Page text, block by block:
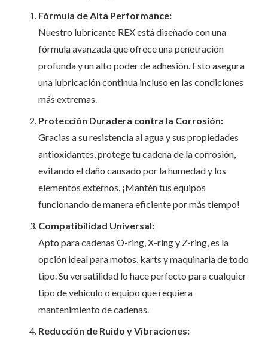
Fórmula de Alta Performance:
Nuestro lubricante REX está diseñado con una
fórmula avanzada que ofrece una penetración
profunda y un alto poder de adhesión. Esto asegura
una lubricación continua incluso en las condiciones
más extremas.
Protección Duradera contra la Corrosión:
Gracias a su resistencia al agua y sus propiedades
antioxidantes, protege tu cadena de la corrosión,
evitando el daño causado por la humedad y los
elementos externos. ¡Mantén tus equipos
funcionando de manera eficiente por más tiempo!
Compatibilidad Universal:
Apto para cadenas O-ring, X-ring y Z-ring, es la
opción ideal para motos, karts y maquinaria de todo
tipo. Su versatilidad lo hace perfecto para cualquier
tipo de vehículo o equipo que requiera
mantenimiento de cadenas.
Reducción de Ruido y Vibraciones: